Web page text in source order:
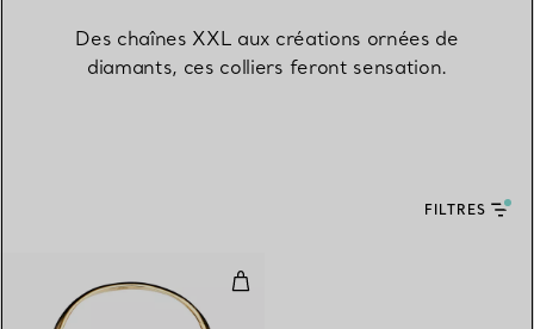
Des chaînes XXL aux créations ornées de
diamants, ces colliers feront sensation.
FILTRES
Collier Griffe en or jaune 18